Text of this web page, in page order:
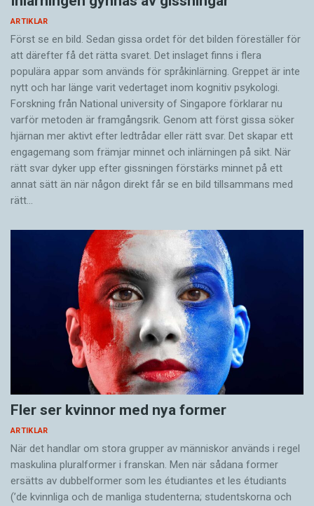
ARTIKLAR
Först se en bild. Sedan gissa ordet för det bilden föreställer för
att därefter få det rätta svaret. Det inslaget finns i flera
populära appar som används för språkinlärning. Greppet är inte
nytt och har länge varit vedertaget inom kognitiv psykologi.
Forskning från National university of Singa­pore förklarar nu
varför metoden är framgångsrik. Genom att först gissa ­söker
hjärnan mer aktivt ­efter ledtrådar eller rätt svar. Det skapar ett
engagemang som främjar minnet och inlärningen på sikt. När
rätt svar dyker upp efter gissningen förstärks minnet på ett
annat sätt än när någon direkt får se en bild tillsammans med
rätt…
Fler ser kvinnor med nya former
ARTIKLAR
När det handlar om stora grupper av människor används i regel
maskulina pluralformer i franskan. Men när sådana ­former
ersätts av dubbel­former som les étudiantes et les étudiants
(’de kvinnliga och de manliga studenterna; studentskorna och